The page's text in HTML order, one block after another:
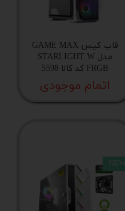
قاب کیس GAME MAX
مدل STARLIGHT W
FRGB کد کالا 5598
اتمام موجودی
NEW